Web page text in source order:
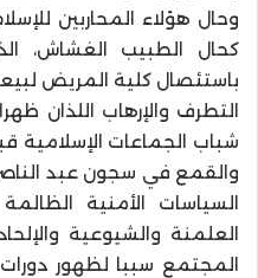
وحال هؤلاء المحاربين
كحال الطبيب الغشاش،
باستئصال كلية المريض
التطرف والإرهاب اللذان
شباب الجماعات الإسلامية
والقمع في سجون عبد
السياسات الأمنية
العلمنة والشيوعية
المجتمع سببا لظهور